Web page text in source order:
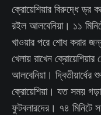
ক্রোয়েশিয়ার বিরুদ্ধে ড্র
রইল আলবেনিয়া। ১১
খাওয়ার পরে শোধ করার
খেলায় রাখেন
আলবেনিয়া।
ক্রোয়েশিয়া। যত সময়
ফুটবলারদের। ৭৪ মিনিটে